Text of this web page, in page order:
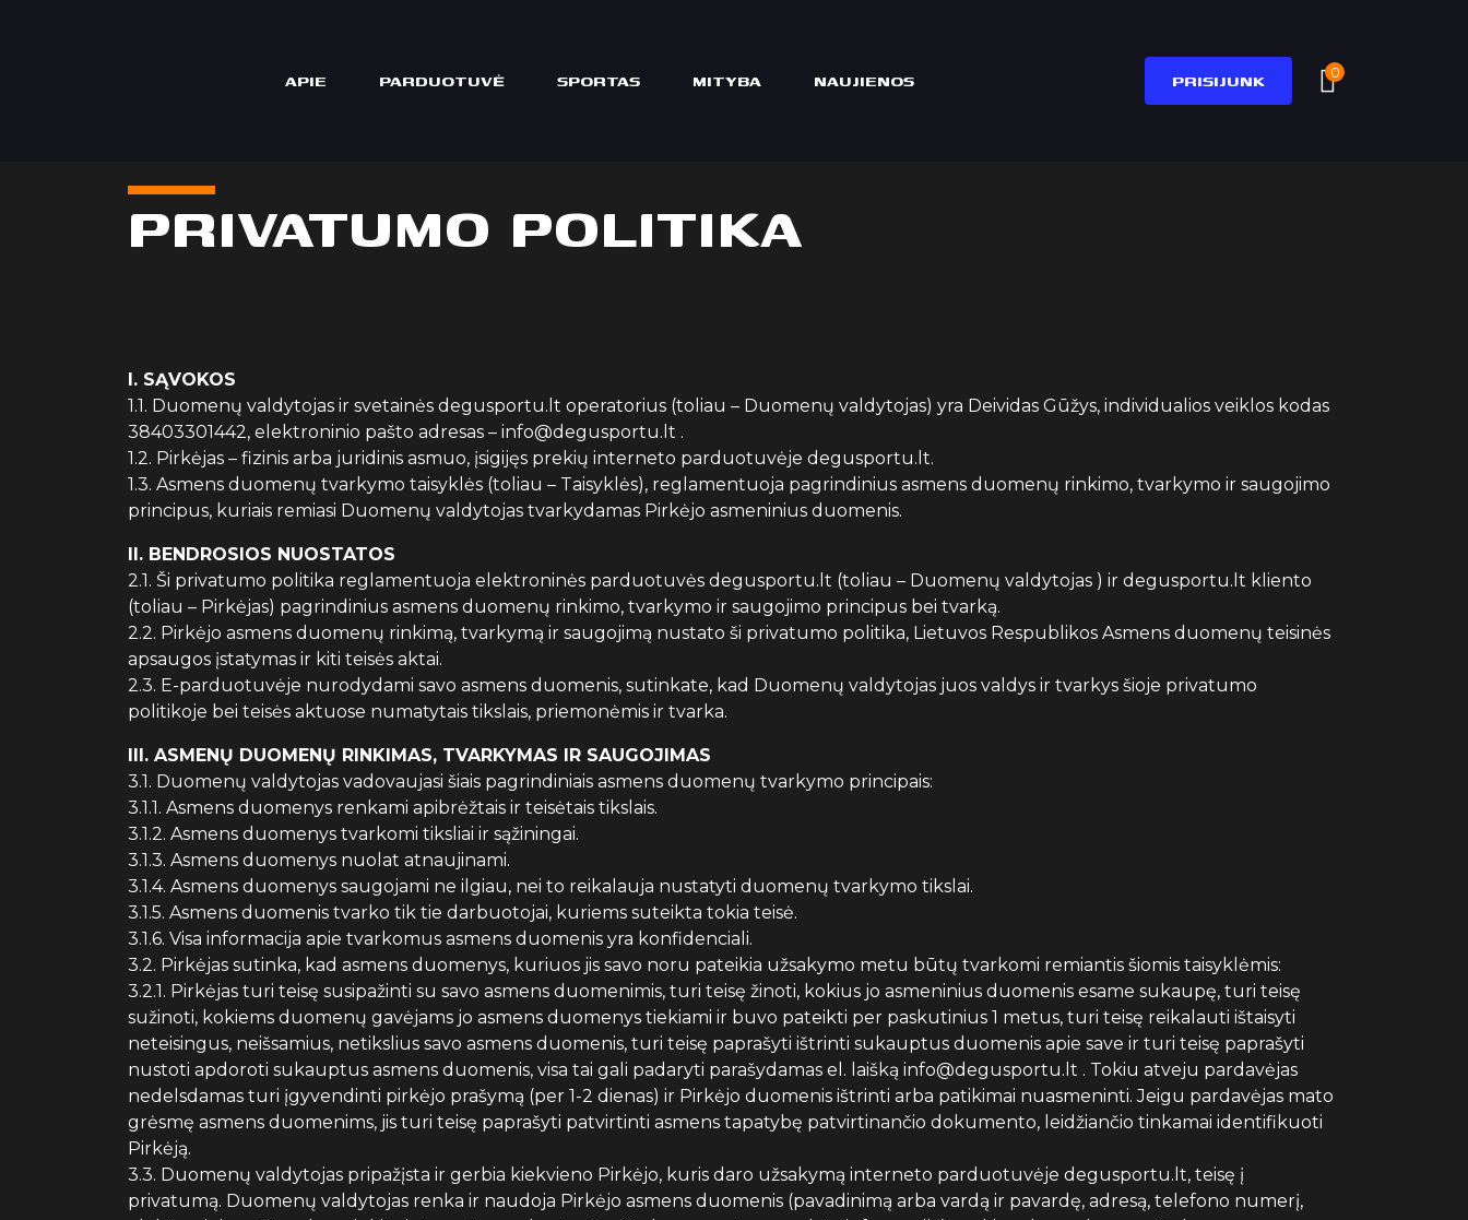
APIE PARDUOTUVĖ SPORTAS MITYBA NAUJIENOS PRISIJUNK 0
PRIVATUMO POLITIKA
I. SĄVOKOS
1.1. Duomenų valdytojas ir svetainės degusportu.lt operatorius (toliau – Duomenų valdytojas) yra Deividas Gūžys, individualios veiklos kodas
38403301442, elektroninio pašto adresas – info@degusportu.lt .
1.2. Pirkėjas – fizinis arba juridinis asmuo, įsigijęs prekių interneto parduotuvėje degusportu.lt.
1.3. Asmens duomenų tvarkymo taisyklės (toliau – Taisyklės), reglamentuoja pagrindinius asmens duomenų rinkimo, tvarkymo ir saugojimo
principus, kuriais remiasi Duomenų valdytojas tvarkydamas Pirkėjo asmeninius duomenis.
II. BENDROSIOS NUOSTATOS
2.1. Ši privatumo politika reglamentuoja elektroninės parduotuvės degusportu.lt (toliau – Duomenų valdytojas ) ir degusportu.lt kliento
(toliau – Pirkėjas) pagrindinius asmens duomenų rinkimo, tvarkymo ir saugojimo principus bei tvarką.
2.2. Pirkėjo asmens duomenų rinkimą, tvarkymą ir saugojimą nustato ši privatumo politika, Lietuvos Respublikos Asmens duomenų teisinės
apsaugos įstatymas ir kiti teisės aktai.
2.3. E-parduotuvėje nurodydami savo asmens duomenis, sutinkate, kad Duomenų valdytojas juos valdys ir tvarkys šioje privatumo
politikoje bei teisės aktuose numatytais tikslais, priemonėmis ir tvarka.
III. ASMENŲ DUOMENŲ RINKIMAS, TVARKYMAS IR SAUGOJIMAS
3.1. Duomenų valdytojas vadovaujasi šiais pagrindiniais asmens duomenų tvarkymo principais:
3.1.1. Asmens duomenys renkami apibrėžtais ir teisėtais tikslais.
3.1.2. Asmens duomenys tvarkomi tiksliai ir sąžiningai.
3.1.3. Asmens duomenys nuolat atnaujinami.
3.1.4. Asmens duomenys saugojami ne ilgiau, nei to reikalauja nustatyti duomenų tvarkymo tikslai.
3.1.5. Asmens duomenis tvarko tik tie darbuotojai, kuriems suteikta tokia teisė.
3.1.6. Visa informacija apie tvarkomus asmens duomenis yra konfidenciali.
3.2. Pirkėjas sutinka, kad asmens duomenys, kuriuos jis savo noru pateikia užsakymo metu būtų tvarkomi remiantis šiomis taisyklėmis:
3.2.1. Pirkėjas turi teisę susipažinti su savo asmens duomenimis, turi teisę žinoti, kokius jo asmeninius duomenis esame sukaupę, turi teisę
sužinoti, kokiems duomenų gavėjams jo asmens duomenys tiekiami ir buvo pateikti per paskutinius 1 metus, turi teisę reikalauti ištaisyti
neteisingus, neišsamius, netikslius savo asmens duomenis, turi teisę paprašyti ištrinti sukauptus duomenis apie save ir turi teisę paprašyti
nustoti apdoroti sukauptus asmens duomenis, visa tai gali padaryti parašydamas el. laišką info@degusportu.lt . Tokiu atveju pardavėjas
nedelsdamas turi įgyvendinti pirkėjo prašymą (per 1-2 dienas) ir Pirkėjo duomenis ištrinti arba patikimai nuasmeninti. Jeigu pardavėjas mato
grėsmę asmens duomenims, jis turi teisę paprašyti patvirtinti asmens tapatybę patvirtinančio dokumento, leidžiančio tinkamai identifikuoti
Pirkėją.
3.3. Duomenų valdytojas pripažįsta ir gerbia kiekvieno Pirkėjo, kuris daro užsakymą interneto parduotuvėje degusportu.lt, teisę į
privatumą. Duomenų valdytojas renka ir naudoja Pirkėjo asmens duomenis (pavadinimą arba vardą ir pavardę, adresą, telefono numerį,